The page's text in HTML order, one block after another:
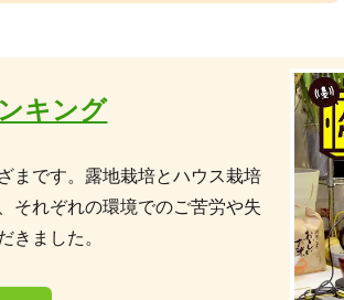
キング
まです。露地栽培とハウス栽培
それぞれの環境でのご苦労や失
きました。